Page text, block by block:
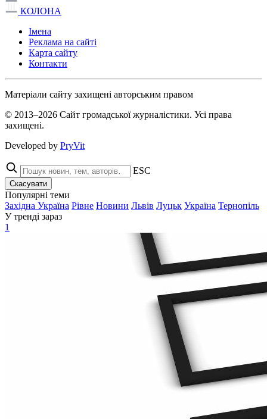
КОЛОНА
Імена
Реклама на сайті
Карта сайту
Контакти
Матеріали сайту захищені авторським правом
© 2013–2026 Сайт громадської журналістики. Усі права
захищені.
Developed by PryVit
ESC
Скасувати
Популярні теми
Західна Україна Рівне Новини Львів Луцьк Україна Тернопіль
У тренді зараз
1